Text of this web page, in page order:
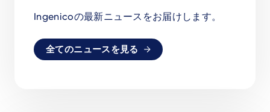
Ingenicoの最新ニュースをお届けします。
全てのニュースを見る